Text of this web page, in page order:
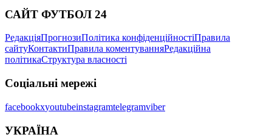
САЙТ ФУТБОЛ 24
РедакціяПрогнозиПолітика конфіденційностіПравила
сайтуКонтактиПравила коментуванняРедакційна
політикаСтруктура власності
Соціальні мережі
facebookxyoutubeinstagramtelegramviber
УКРАЇНА